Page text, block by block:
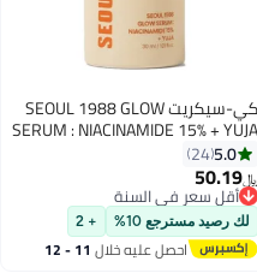
كي-سيكريت SEOUL 1988 GLOW
SERUM : NIACINAMIDE 15% + YUJA
5.0
24
﷼‏50.19
أقل سعر في السنة
أقل سعر في السنة
لك رصيد مسترجع 10% + 2
احصل عليه خلال 11 - 12